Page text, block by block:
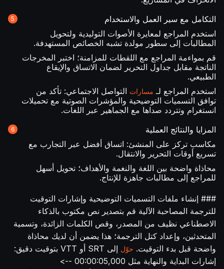
التكامل مع سير العمل والاستخدام
استخدم المراجع لمعايرة الأصوات التوليدية ولتحويل
المطالبات إلى سطور مولدة تشبه الخصائص المستهدفة.
قم بمواءمة المراجع مع اللقطات للمزامنة؛ اختبر المخرجات
الناتجة مقابل جداول التحرير لضمان الاتساق والإيقاع
الطبيعي.
استخدم المراجع لـ مسارات التواصل الاجتماعي: تأكد من
توافق التسميات التوضيحية والمؤشرات الصوتية مع تحميلات
انستغرام وتتردد صداها مع الجماهير عبر اللغات.
المزايا والنتائج العملية
مكاسب تركز على المنشئ: اتساق أفضل عبر التجارب مع
تسريع أوقات التحرير والانتقال.
محاذاة واضحة بين اللغة والنغمة والأهداف؛ تحويل أسهل
للمراجع إلى مطالبات جاهزة للإنتاج.
### إنشاء ملفات التسميات التوضيحية وإشارات التوقيت
للترجمة المصاحبة الآلية قم بتصدير نص مكتوب بالذكاء
الاصطناعي نظيف من المصدر، وقص الكلمات الزائدة، وتسمية
المتحدثين، وإعداد كتل الترجمة؛ هذا يضمن أن لديك محاذاة
واضحة قبل بدء التوقيت. حوّل
إلى SRT أو VTT بتوقيت دقيق:
إشارات البداية والنهاية مثل 00:00:05,000 -->